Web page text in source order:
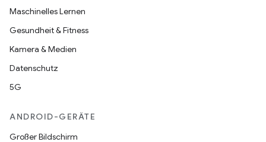
Maschinelles Lernen
Gesundheit & Fitness
Kamera & Medien
Datenschutz
5G
ANDROID-GERÄTE
Großer Bildschirm